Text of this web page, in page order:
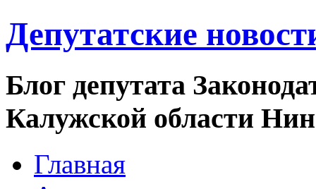
Депутатские
Блог депутата
Калужской области
Главная